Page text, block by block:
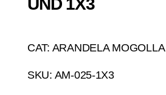
CAT: ARANDELA MOGOLLA
SKU: AM-025-1X3